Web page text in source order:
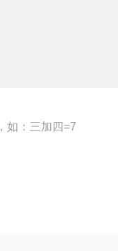
如：三加四=7